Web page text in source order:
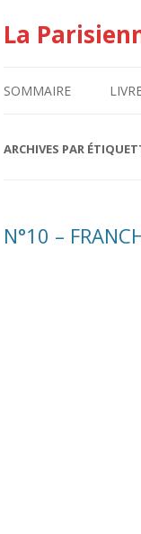
La
SOMMAIRE
ARCHIVES PAR
N°10 –